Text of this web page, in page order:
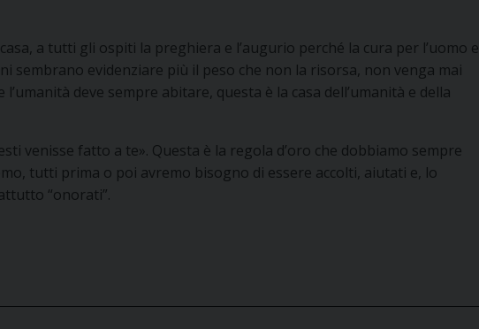
a tutti gli ospiti la preghiera e l’augurio perché la cura per l’uomo e
sembrano evidenziare più il peso che non la risorsa, non venga mai
deve sempre abitare, questa è la casa dell’umanità e della
venisse fatto a te». Questa è la regola d’oro che dobbiamo sempre
tutti prima o poi avremo bisogno di essere accolti, aiutati e, lo
“onorati”.